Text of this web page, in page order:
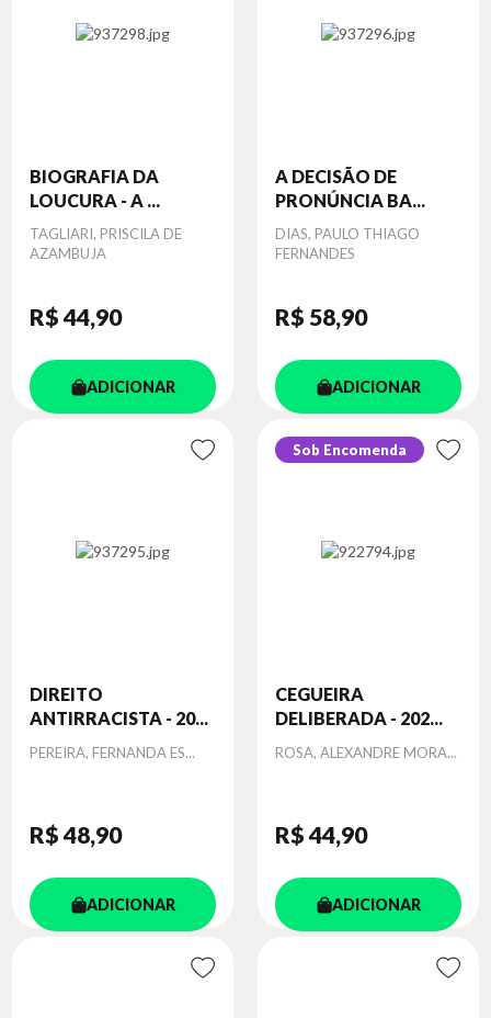
BIOGRAFIA DA
LOUCURA - A ...
Autor
TAGLIARI, PRISCILA DE
AZAMBUJA
R$ 44,90
ADICIONAR
A DECISÃO DE
PRONÚNCIA BA...
Autor
DIAS, PAULO THIAGO
FERNANDES
R$ 58,90
ADICIONAR
DIREITO
ANTIRRACISTA - 20...
Autor
PEREIRA, FERNANDA ES...
R$ 48,90
ADICIONAR
Sob Encomenda
CEGUEIRA
DELIBERADA - 202...
Autor
ROSA, ALEXANDRE MORA...
R$ 44,90
ADICIONAR